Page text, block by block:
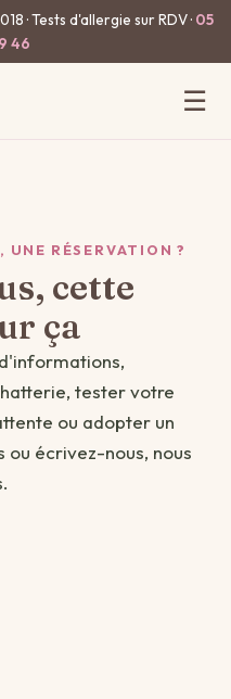
· Tests d'allergie sur RDV · 05
46
☰
RÉSERVATION ?
cette
ça
tester votre
ou adopter un
ou écrivez-nous, nous